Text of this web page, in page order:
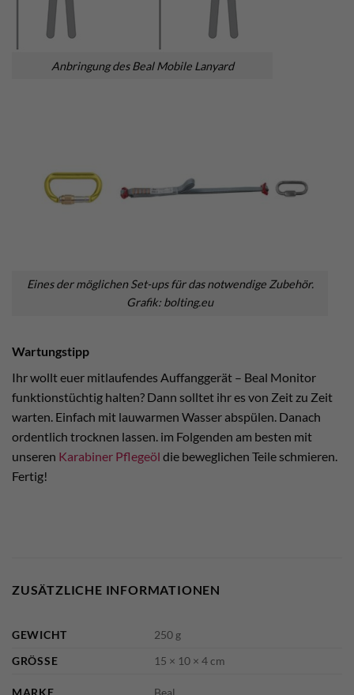
Anbringung des Beal Mobile Lanyard
Eines der möglichen Set-ups für das notwendige Zubehör.
Grafik: bolting.eu
Wartungstipp
Ihr wollt euer mitlaufendes Auffanggerät – Beal Monitor
funktionstüchtig halten? Dann solltet ihr es von Zeit zu Zeit
warten. Einfach mit lauwarmen Wasser abspülen. Danach
ordentlich trocknen lassen. im Folgenden am besten mit
unseren Karabiner Pflegeöl die beweglichen Teile schmieren.
Fertig!
ZUSÄTZLICHE INFORMATIONEN
GEWICHT
250 g
GRÖSSE
15 × 10 × 4 cm
MARKE Beal